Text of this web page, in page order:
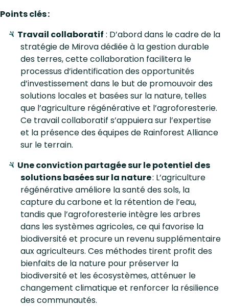
Points clés :
Travail collaboratif : D’abord dans le cadre de la
stratégie de Mirova dédiée à la gestion durable
des terres, cette collaboration facilitera le
processus d’identification des opportunités
d’investissement dans le but de promouvoir des
solutions locales et basées sur la nature, telles
que l’agriculture régénérative et l’agroforesterie.
Ce travail collaboratif s’appuiera sur l’expertise
et la présence des équipes de Rainforest Alliance
sur le terrain.
Une conviction partagée sur le potentiel des
solutions basées sur la nature: L’agriculture
régénérative améliore la santé des sols, la
capture du carbone et la rétention de l’eau,
tandis que l’agroforesterie intègre les arbres
dans les systèmes agricoles, ce qui favorise la
biodiversité et procure un revenu supplémentaire
aux agriculteurs. Ces méthodes tirent profit des
bienfaits de la nature pour préserver la
biodiversité et les écosystèmes, atténuer le
changement climatique et renforcer la résilience
des communautés.